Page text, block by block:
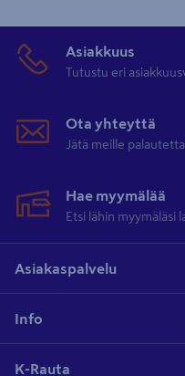
Asiakkuus
Tutustu eri
Ota yhteyttä
Jätä meille
Hae myymälää
Etsi lähin myymäläsi
Asiakaspalvelu
Info
K-Rauta